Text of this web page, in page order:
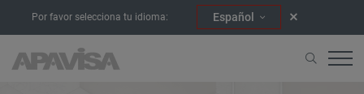
Por favor selecciona tu idioma: Español